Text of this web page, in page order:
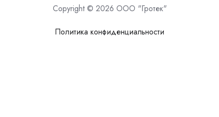
Copyright © 2026 ООО "Гротек"
Политика конфиденциальности